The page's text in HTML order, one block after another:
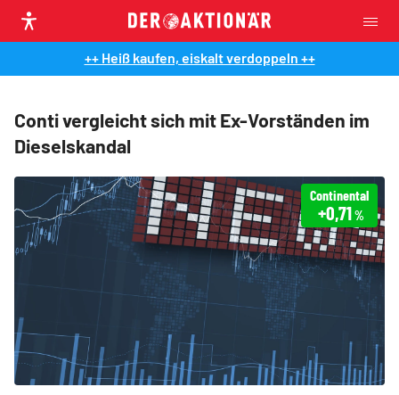
++ Heiß kaufen, eiskalt verdoppeln ++
Conti vergleicht sich mit Ex-Vorständen im
Dieselskandal
Continental
+0,71%